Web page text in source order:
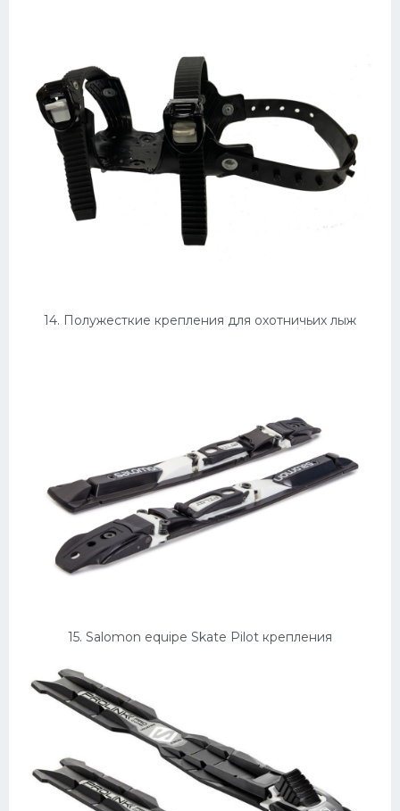
14. Полужесткие крепления для охотничьих лыж
15. Salomon equipe Skate Pilot крепления